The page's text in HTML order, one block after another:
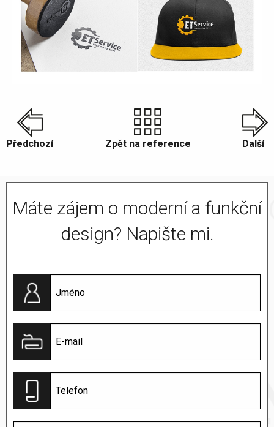
Předchozí Zpět na reference Další
Máte zájem o moderní a funkční
design? Napište mi.